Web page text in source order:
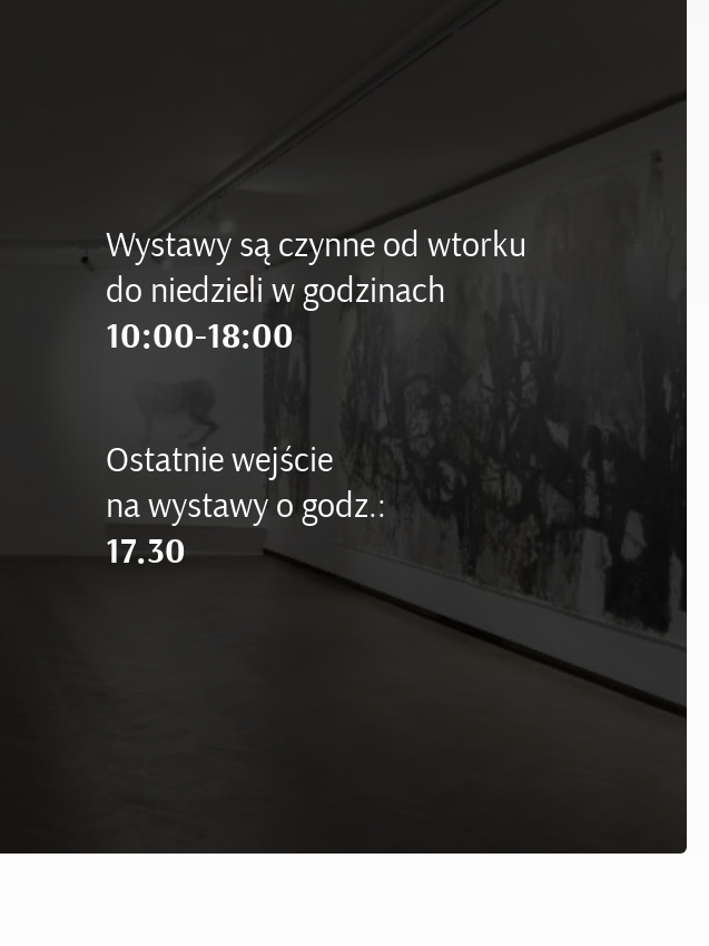
Wystawy są czynne od wtorku
do niedzieli w godzinach
10:00-18:00
Ostatnie wejście
na wystawy o godz.:
17.30